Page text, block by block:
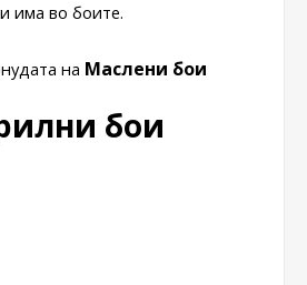
има во боите.
на Маслени бои
бои